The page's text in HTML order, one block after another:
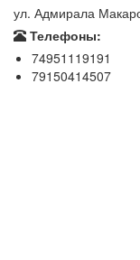
ул. Адмирала
Телефоны:
74951119191
79150414507